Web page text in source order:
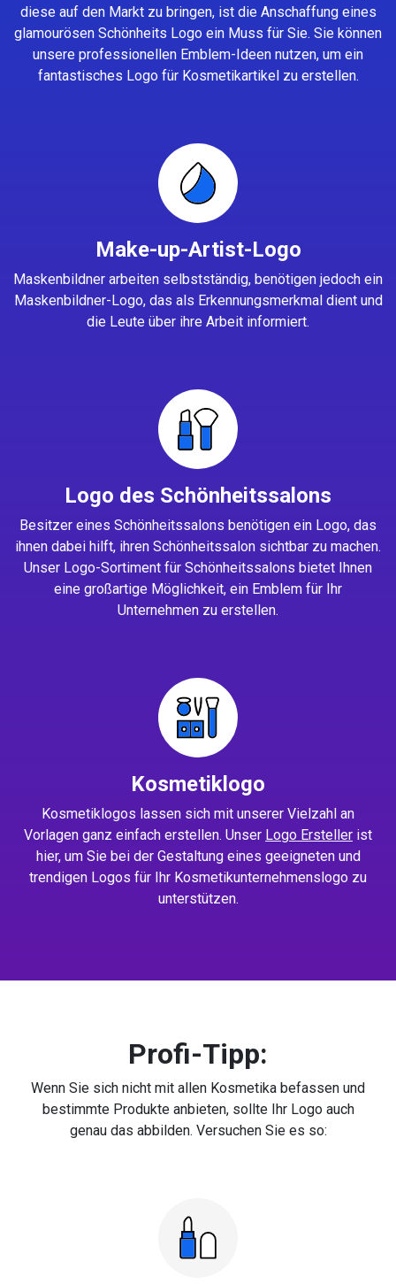
diese auf den Markt zu bringen, ist die Anschaffung eines
glamourösen Schönheits Logo ein Muss für Sie. Sie können
unsere professionellen Emblem-Ideen nutzen, um ein
fantastisches Logo für Kosmetikartikel zu erstellen.
Make-up-Artist-Logo
Maskenbildner arbeiten selbstständig, benötigen jedoch ein
Maskenbildner-Logo, das als Erkennungsmerkmal dient und
die Leute über ihre Arbeit informiert.
Logo des Schönheitssalons
Besitzer eines Schönheitssalons benötigen ein Logo, das
ihnen dabei hilft, ihren Schönheitssalon sichtbar zu machen.
Unser Logo-Sortiment für Schönheitssalons bietet Ihnen
eine großartige Möglichkeit, ein Emblem für Ihr
Unternehmen zu erstellen.
Kosmetiklogo
Kosmetiklogos lassen sich mit unserer Vielzahl an
Vorlagen ganz einfach erstellen. Unser Logo Ersteller ist
hier, um Sie bei der Gestaltung eines geeigneten und
trendigen Logos für Ihr Kosmetikunternehmenslogo zu
unterstützen.
Profi-Tipp:
Wenn Sie sich nicht mit allen Kosmetika befassen und
bestimmte Produkte anbieten, sollte Ihr Logo auch
genau das abbilden. Versuchen Sie es so: